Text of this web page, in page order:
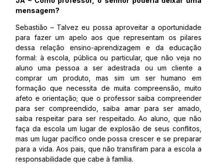
mensagem?
Sebastião – Talvez eu possa aproveitar a oportunidade
para fazer um apelo aos que representam os pilares
dessa relação ensino-aprendizagem e da educação
formal: à escola, pública ou particular, que não veja no
aluno uma pessoa a ser adestrada ou um cliente a
comprar um produto, mas sim um ser humano em
formação que necessita de muita compreensão, muito
afeto e orientação; que o professor saiba compreender
para ser compreendido, saiba amar para ser amado,
saiba respeitar para ser respeitado. Ao aluno, que não
faça da escola um lugar de explosão de seus conflitos,
mas um lugar pacífico onde possa crescer e se preparar
para a vida. Aos pais, que não transfiram para a escola a
responsabilidade que cabe à família.